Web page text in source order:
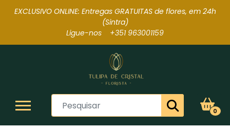
EXCLUSIVO ONLINE: Entregas GRATUITAS de flores, em 24h
(Sintra)
Ligue-nos +351 963001159
0